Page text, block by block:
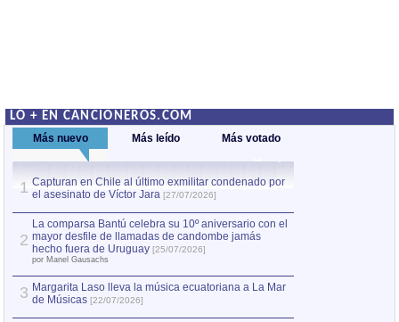
LO + EN CANCIONEROS.COM
Más nuevo Más leído Más votado
1 Capturan en Chile al último exmilitar condenado por
el asesinato de Víctor Jara [27/07/2026]
2
La comparsa Bantú celebra su 10º aniversario con el
mayor desfile de llamadas de candombe jamás
hecho fuera de Uruguay [25/07/2026]
por Manel Gausachs
3 Margarita Laso lleva la música ecuatoriana a La Mar
de Músicas [22/07/2026]